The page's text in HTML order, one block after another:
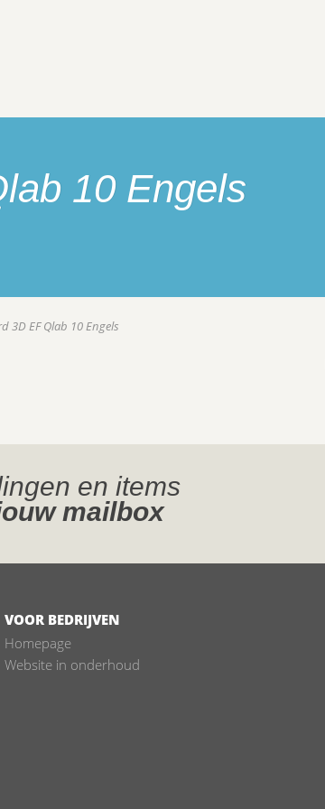
10 Engels
3D EF Qlab 10 Engels
en items
mailbox
VOOR BEDRIJVEN
Homepage
Website in onderhoud